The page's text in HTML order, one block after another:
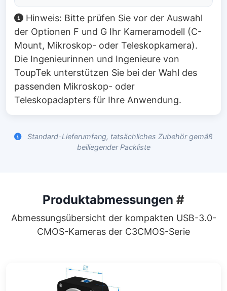
Hinweis: Bitte prüfen Sie vor der Auswahl
der Optionen F und G Ihr Kameramodell (C-
Mount, Mikroskop- oder Teleskopkamera).
Die Ingenieurinnen und Ingenieure von
ToupTek unterstützen Sie bei der Wahl des
passenden Mikroskop- oder
Teleskopadapters für Ihre Anwendung.
Standard-Lieferumfang, tatsächliches Zubehör gemäß
beiliegender Packliste
Produktabmessungen #
Abmessungsübersicht der kompakten USB-3.0-
CMOS-Kameras der C3CMOS-Serie